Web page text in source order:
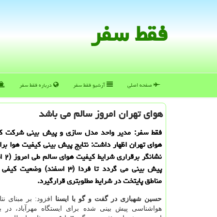
فقط سفر
صفحه اصلی آرشیو فقط سفر درباره فقط سفر
هوای تهران امروز سالم می باشد
فقط سفر: مدیر واحد مدل سازی و پیش بینی شركت
هوای تهران اظهار داشت: نتایج پیش بینی كیفیت هوا
پیش بینی می گردد تا فردا (۳ اسفند)
مناطق پایتخت در شرایط مطلوبتری قرارگیرد.
حسین شهبازی در گفت و گو با ایسنا
افزود: بر مبنای
هواشناسی پیش بینی شده برای ایستگاه مهرآباد،